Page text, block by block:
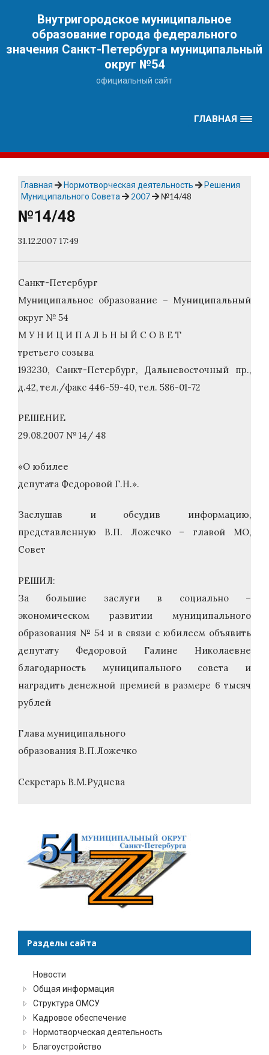
Внутригородское муниципальное
образование города федерального
значения Санкт-Петербурга муниципальный
округ №54
официальный сайт
ГЛАВНАЯ
Главная Нормотворческая деятельность
Решения
Муниципального Совета
2007 №14/48
№14/48
31.12.2007 17:49
Санкт-Петербург
Муниципальное образование – Муниципальный
округ № 54
М У Н И Ц И П А Л Ь Н Ы Й С О В Е Т
третьего созыва
193230, Санкт-Петербург, Дальневосточный пр.,
д.42, тел./факс 446-59-40, тел. 586-01-72
РЕШЕНИЕ
29.08.2007 № 14/ 48
«О юбилее
депутата Федоровой Г.Н.».
Заслушав и обсудив информацию,
представленную В.П. Ложечко – главой МО,
Совет
РЕШИЛ:
За большие заслуги в социально –
экономическом развитии муниципального
образования № 54 и в связи с юбилеем объявить
депутату Федоровой Галине Николаевне
благодарность муниципального совета и
наградить денежной премией в размере 6 тысяч
рублей
Глава муниципального
образования В.П.Ложечко
Секретарь В.М.Руднева
Разделы сайта
Новости
Общая информация
Структура ОМСУ
Кадровое обеспечение
Нормотворческая деятельность
Благоустройство